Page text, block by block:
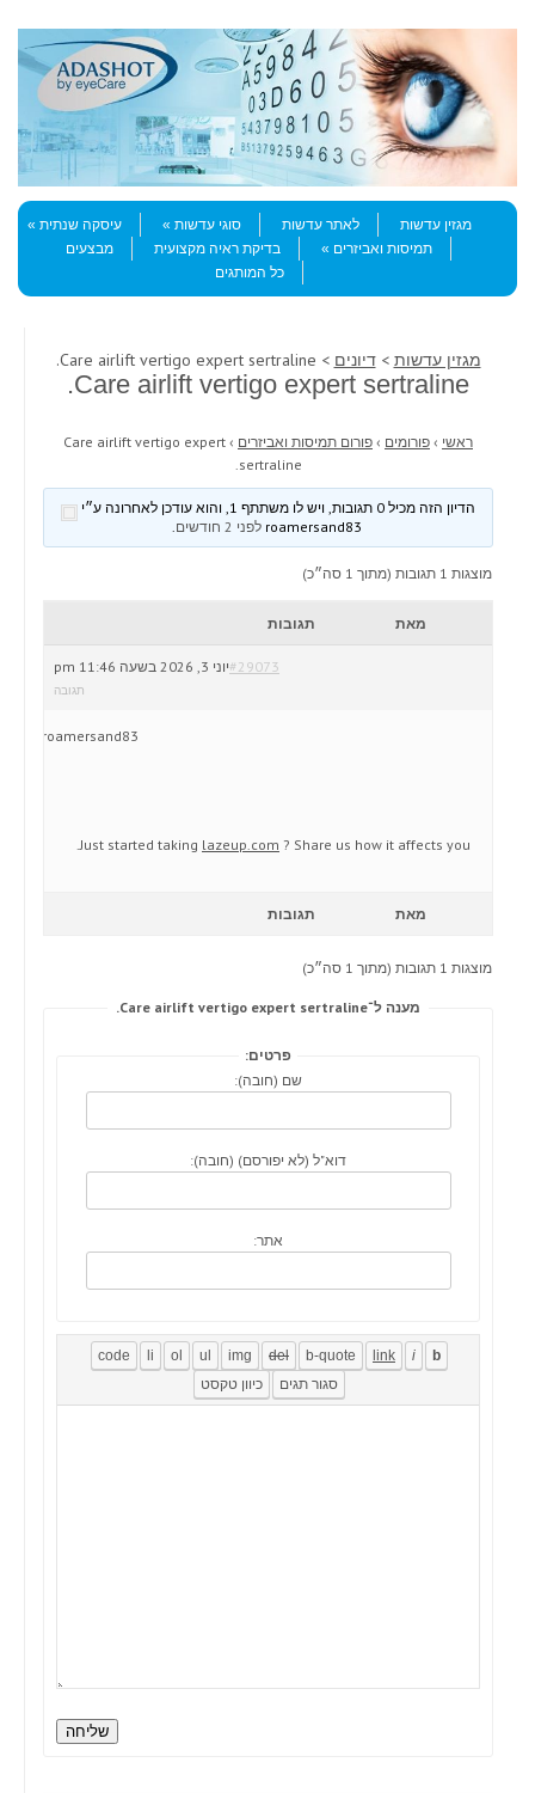
Menu
Skip to content
מגזין עדשות
לאתר עדשות סוגי עדשות
עיסקה שנתית
תמיסות ואביזרים
בדיקת ראיה מקצועית
מבצעים
כל המותגים
מגזין עדשות >דיונים > Care airlift vertigo expert sertraline.
Care airlift vertigo expert sertraline.
ראשי › פורומים › פורום תמיסות ואביזרים ›
Care airlift vertigo expert
sertraline.
הדיון הזה מכיל 0 תגובות, ויש לו משתתף 1, והוא עודכן לאחרונה ע״י
לפני 2 חודשים .
מוצגות 1 תגובות (מתוך 1 סה״כ)
מאת תגובות
יוני 3, 2026 בשעה 11:46 pm#29073
תגובה
roamersand83
Just started taking lazeup.com ? Share us how it affects you.
מאת תגובות
מוצגות 1 תגובות (מתוך 1 סה״כ)
מענה ל־Care airlift vertigo expert sertraline.
פרטים:
שם (חובה):
דוא"ל (לא יפורסם) (חובה):
אתר:
שליחה